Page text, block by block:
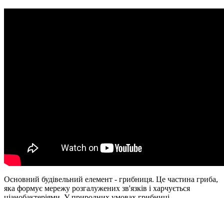
Основний будівельний елемент - грибниця. Це частина гриба,
яка формує мережу розгалужених зв'язків і харчується